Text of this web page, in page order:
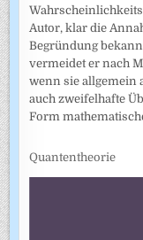
Autor, klar die
Begründung
vermeidet er nach
wenn sie allgemein
auch zweifel­hafte
Form
Quantentheorie